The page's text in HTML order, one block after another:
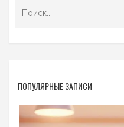
ПОПУЛЯРНЫЕ ЗАПИСИ